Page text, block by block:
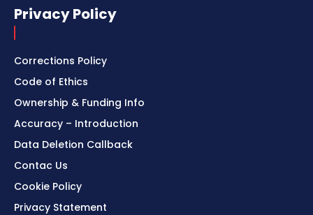
Privacy Policy
Corrections Policy
Code of Ethics
Ownership & Funding Info
Accuracy – Introduction
Data Deletion Callback
Contac Us
Cookie Policy
Privacy Statement